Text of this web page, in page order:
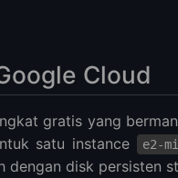
Cloud
gratis yang
satu instance
e2-
dengan disk persisten